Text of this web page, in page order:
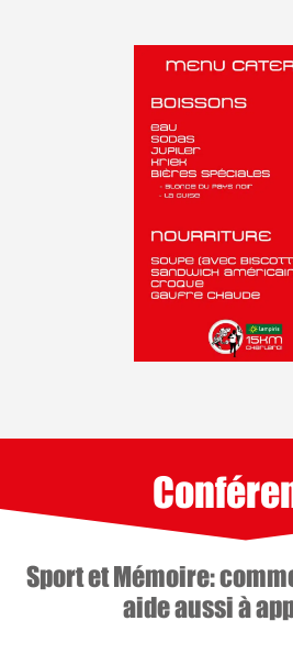
Sport et Mémoire:
aide aussi à